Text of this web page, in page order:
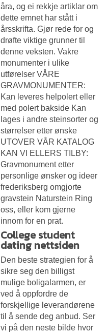
åra, og ei rekkje artiklar om
dette emnet har stått i
årsskrifta. Gjør rede for og
drøfte viktige grunner til
denne veksten. Vakre
monumenter i ulike
utførelser VÅRE
GRAVMONUMENTER:
Kan leveres helpolert eller
med polert bakside Kan
lages i andre steinsorter og
størrelser etter ønske
UTOVER VÅR KATALOG
KAN VI ELLERS TILBY:
Gravmonument etter
personlige ønsker og ideer
frederiksberg omgjorte
gravstein Naturstein Ring
oss, eller kom gjerne
innom for en prat.
College student
dating nettsiden
Den beste strategien for å
sikre seg den billigst
mulige boligalarmen, er
ved å oppfordre de
forskjellige leverandørene
til å sende deg anbud. Ser
vi på den neste bilde hvor